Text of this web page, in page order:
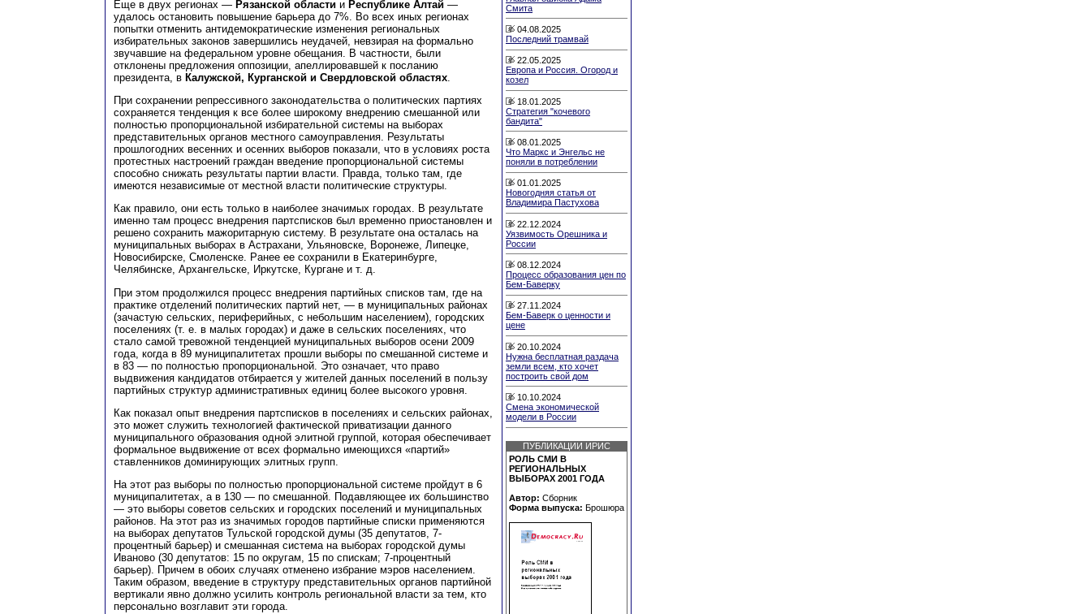
Еще в двух регионах — Рязанской области и Республике Алтай —
удалось остановить повышение барьера до 7%. Во всех иных регионах
попытки отменить антидемократические изменения региональных
избирательных законов завершились неудачей, невзирая на формально
звучавшие на федеральном уровне обещания. В частности, были
отклонены предложения оппозиции, апеллировавшей к посланию
президента, в Калужской, Курганской и Свердловской областях
При сохранении репрессивного законодательства о политических партиях
сохраняется тенденция к все более широкому внедрению смешанной или
полностью пропорциональной избирательной системы на выборах
представительных органов местного самоуправления. Результаты
прошлогодних весенних и осенних выборов показали, что в условиях роста
протестных настроений граждан введение пропорциональной системы
способно снижать результаты партии власти. Правда, только там, где
имеются независимые от местной власти политические структуры.
Как правило, они есть только в наиболее значимых городах. В результате
именно там процесс внедрения партсписков был временно приостановлен и
решено сохранить мажоритарную систему. В результате она осталась на
муниципальных выборах в Астрахани, Ульяновске, Воронеже, Липецке,
Новосибирске, Смоленске. Ранее ее сохранили в Екатеринбурге,
Челябинске, Архангельске, Иркутске, Кургане и т. д.
При этом продолжился процесс внедрения партийных списков там, где на
практике отделений политических партий нет, — в муниципальных районах
(зачастую сельских, периферийных, с небольшим населением), городских
поселениях (т. е. в малых городах) и даже в сельских поселениях, что
стало самой тревожной тенденцией муниципальных выборов осени 2009
года, когда в 89 муниципалитетах прошли выборы по смешанной системе и
в 83 — по полностью пропорциональной. Это означает, что право
выдвижения кандидатов отбирается у жителей данных поселений в пользу
партийных структур административных единиц более высокого уровня.
Как показал опыт внедрения партсписков в поселениях и сельских районах,
это может служить технологией фактической приватизации данного
муниципального образования одной элитной группой, которая обеспечивает
формальное выдвижение от всех формально имеющихся «партий»
ставленников доминирующих элитных групп.
На этот раз выборы по полностью пропорциональной системе пройдут в 6
муниципалитетах, а в 130 — по смешанной. Подавляющее их большинство
— это выборы советов сельских и городских поселений и муниципальных
районов. На этот раз из значимых городов партийные списки применяются
на выборах депутатов Тульской городской думы (35 депутатов, 7-
процентный барьер) и смешанная система на выборах городской думы
Иваново (30 депутатов: 15 по округам, 15 по спискам; 7-процентный
барьер). Причем в обоих случаях отменено избрание мэров населением.
Таким образом, введение в структуру представительных органов партийной
вертикали явно должно усилить контроль региональной власти за тем, кто
персонально возглавит эти города.
Смита
04.08.2025
Последний трамвай
22.05.2025
Европа и Россия. Огород и
козел
18.01.2025
Стратегия "кочевого
бандита"
08.01.2025
Что Маркс и Энгельс не
поняли в потреблении
01.01.2025
Новогодняя статья от
Владимира Пастухова
22.12.2024
Уязвимость Орешника и
России
08.12.2024
Процесс образования цен по
Бем-Баверку
27.11.2024
Бем-Баверк о ценности и
цене
20.10.2024
Нужна бесплатная раздача
земли всем, кто хочет
построить свой дом
10.10.2024
Смена экономической
модели в России
ПУБЛИКАЦИИ ИРИС
РОЛЬ СМИ В
РЕГИОНАЛЬНЫХ
ВЫБОРАХ 2001 ГОДА
Автор: Сборник
Форма выпуска: Брошюра